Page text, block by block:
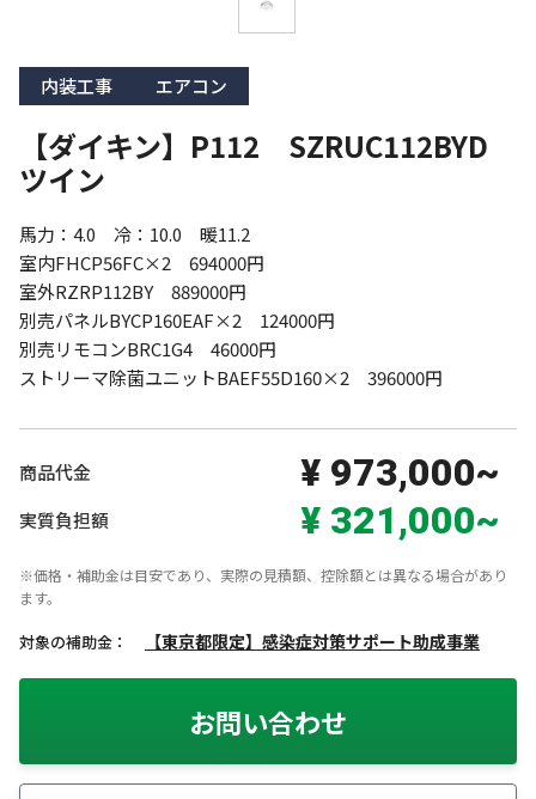
内装工事 エアコン
【ダイキン】P112 SZRUC112BYD
ツイン
馬力：4.0　冷：10.0　暖11.2
室内FHCP56FC×2　694000円
室外RZRP112BY　889000円
別売パネルBYCP160EAF×2　124000円
別売リモコンBRC1G4　46000円
ストリーマ除菌ユニットBAEF55D160×2　396000円
商品代金 ¥ 973,000~
実質負担額 ¥ 321,000~
※価格・補助金は目安であり、実際の見積額、控除額とは異なる場合があり
ます。
対象の補助金： 【東京都限定】感染症対策サポート助成事業
お問い合わせ